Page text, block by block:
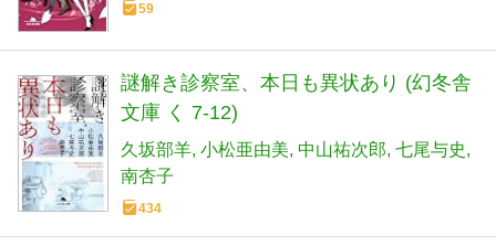
59
謎解き診察室、本日も異状あり (幻冬舎
文庫 く 7-12)
久坂部羊 小松亜由美 中山祐次郎 七尾与史
南杏子
434